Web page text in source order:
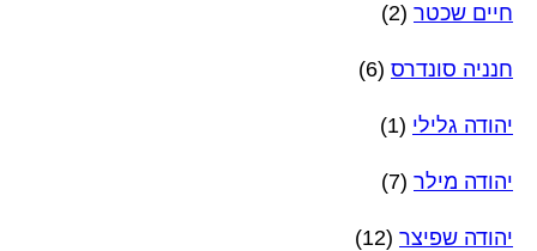
חיים שכטר (2)
חנניה סונדרס (6)
יהודה גלילי (1)
יהודה מילר (7)
יהודה שפיצר (12)